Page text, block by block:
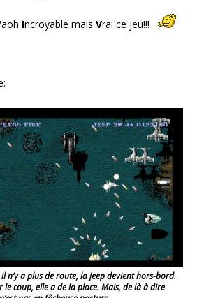
aoh Incroyable mais Vrai ce jeu!!!
n’y a plus de route, la jeep devient hors-bord.
le coup, elle a de la place. Mais, de là à dire